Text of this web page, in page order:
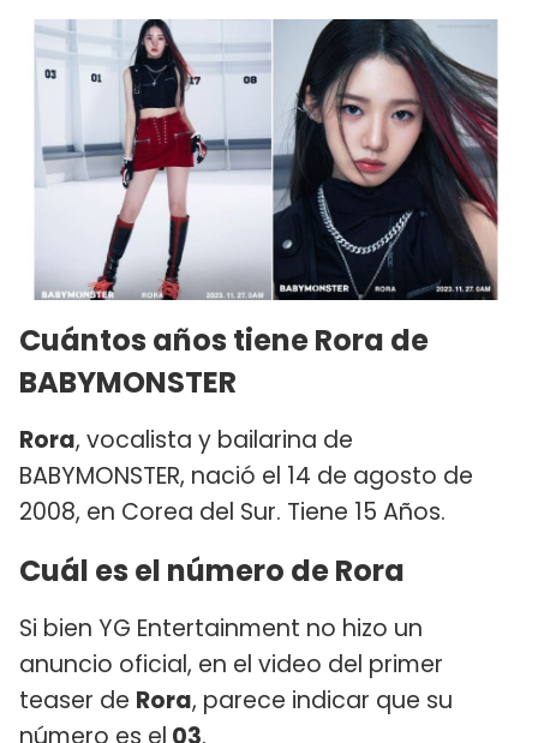
Cuántos años tiene Rora de
BABYMONSTER
Rora, vocalista y bailarina de
BABYMONSTER, nació el 14 de agosto de
2008, en Corea del Sur. Tiene 15 Años.
Cuál es el número de Rora
Si bien YG Entertainment no hizo un
anuncio oficial, en el video del primer
teaser de Rora, parece indicar que su
número es el 03.